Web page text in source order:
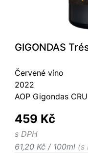
GIGONDAS
Červené víno
2022
AOP Gigondas CRU
459 Kč
s DPH
61,20 Kč / 100ml (s